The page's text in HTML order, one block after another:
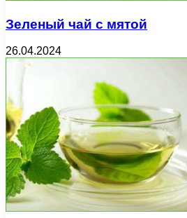
Зеленый чай с мятой
26.04.2024